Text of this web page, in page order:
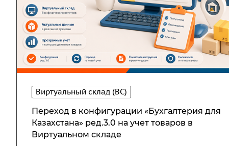
Виртуальный склад (ВС)
Переход в конфигурации «Бухгалтерия для
Казахстана» ред.3.0 на учет товаров в
Виртуальном складе